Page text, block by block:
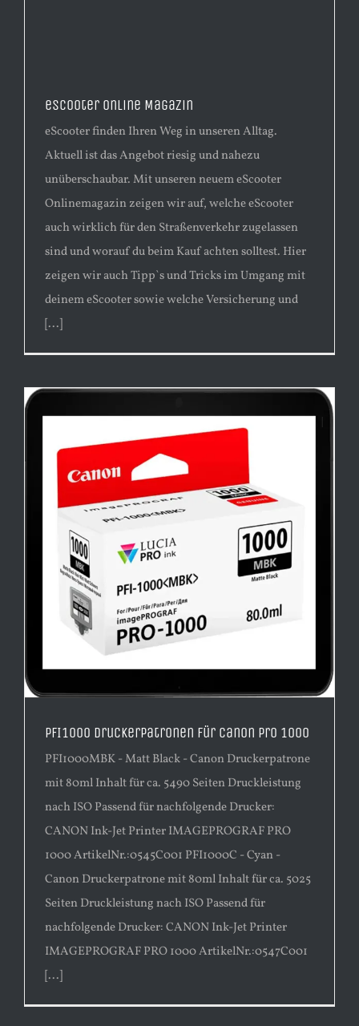
eScooter Online Magazin
eScooter finden Ihren Weg in unseren Alltag.
Aktuell ist das Angebot riesig und nahezu
unüberschaubar. Mit unseren neuem eScooter
Onlinemagazin zeigen wir auf, welche eScooter
auch wirklich für den Straßenverkehr zugelassen
sind und worauf du beim Kauf achten solltest. Hier
zeigen wir auch Tipp`s und Tricks im Umgang mit
deinem eScooter sowie welche Versicherung und
[...]
PFI1000 Druckerpatronen für Canon Pro 1000
PFI1000MBK - Matt Black - Canon Druckerpatrone
mit 80ml Inhalt für ca. 5490 Seiten Druckleistung
nach ISO Passend für nachfolgende Drucker:
CANON Ink-Jet Printer IMAGEPROGRAF PRO
1000 ArtikelNr.:0545C001 PFI1000C - Cyan -
Canon Druckerpatrone mit 80ml Inhalt für ca. 5025
Seiten Druckleistung nach ISO Passend für
nachfolgende Drucker: CANON Ink-Jet Printer
IMAGEPROGRAF PRO 1000 ArtikelNr.:0547C001
[...]